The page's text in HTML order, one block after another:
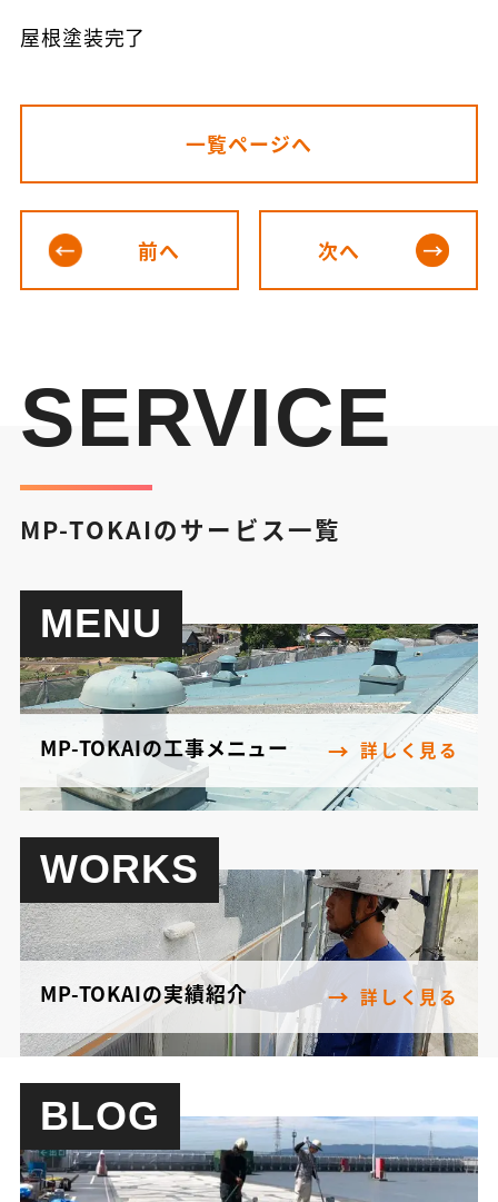
屋根塗装完了
前へ
一覧ページへ
次へ
SERVICE
MP-TOKAIのサービス一覧
MENU
MP-TOKAIの工事メニュー 詳しく見る
WORKS
MP-TOKAIの実績紹介 詳しく見る
BLOG